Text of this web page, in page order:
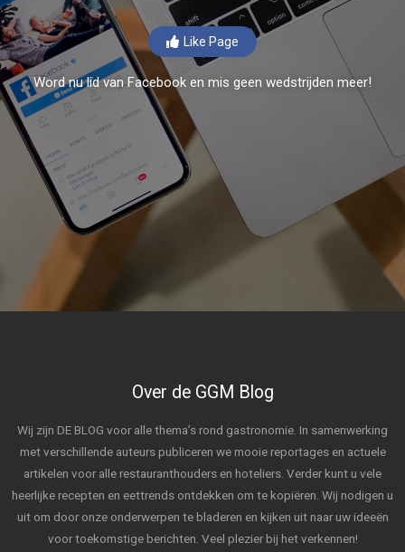
Like Page
Word nu lid van Facebook en mis geen wedstrijden meer!
Over de GGM Blog
Wij zijn DE BLOG voor alle thema’s rond gastronomie. In samenwerking
met verschillende auteurs publiceren we mooie reportages en actuele
artikelen voor alle restauranthouders en hoteliers. Verder kunt u vele
heerlijke recepten en eettrends ontdekken om te kopiëren. Wij nodigen u
uit om door onze onderwerpen te bladeren en kijken uit naar uw ideeën
voor toekomstige berichten. Veel plezier bij het verkennen!